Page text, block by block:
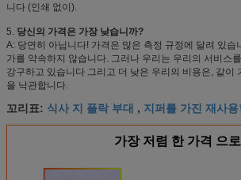
니다 (인쇄 없이).
5. 당신의 가격은 가장 낮습니까?
A: 당연히 아닙니다! 가격은 많은 측정 규정에 달려 있습
가를 약속하지 않습니다. 그러나 우리는 우리의 서비스
강구하고 있습니다 그리고 더 낮은 우리의 비용은, 같이
을 낙관합니다.
꼬리표: 식사 지 플락 부대 , 지퍼를 가진 재사
가장 저렴 한 가격 으로